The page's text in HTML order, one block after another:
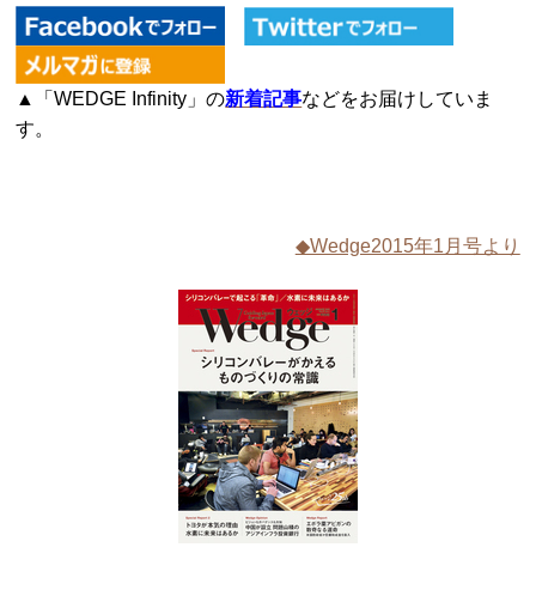
▲「WEDGE Infinity」の新着記事などをお届けしていま
す。
◆Wedge2015年1月号より